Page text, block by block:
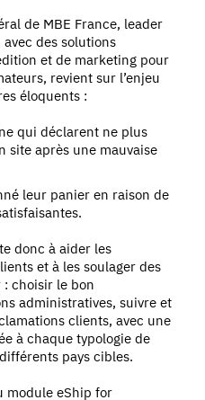
de MBE France, leader
des solutions
et de marketing pour
revient sur l’enjeu
éloquents :
qui déclarent ne plus
site après une mauvaise
leur panier en raison de
donc à aider les
et à les soulager des
: choisir le bon
administratives, suivre et
clients, avec une
à chaque typologie de
pays cibles.
module eShip for